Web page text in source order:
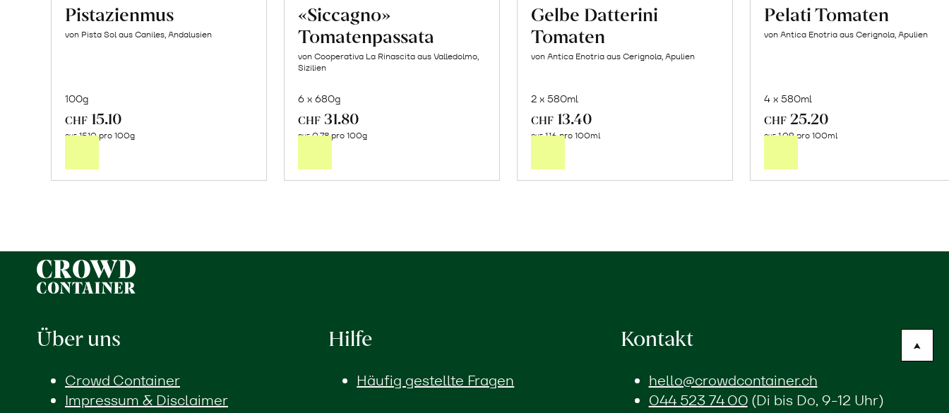
Pistazienmus
von Pista Sol aus Caniles, Andalusien
100g
CHF 15.10
CHF15.10 pro 100g
«Siccagno»
Tomatenpassata
von Cooperativa La Rinascita aus Valledolmo,
Sizilien
6 x 680g
CHF 31.80
CHF0.78 pro 100g
Gelbe Datterini
Tomaten
von Antica Enotria aus Cerignola, Apulien
2 x 580ml
CHF 13.40
CHF1.16 pro 100ml
Pelati Tomaten
von Antica Enotria aus Cerignola, Apulien
4 x 580ml
CHF 25.20
CHF1.09 pro 100ml
Über uns
Crowd Container
Impressum & Disclaimer
Hilfe
Häufig gestellte Fragen
Kontakt
hello@crowdcontainer.ch
044 523 74 00(Di bis Do, 9-12 Uhr)